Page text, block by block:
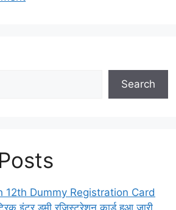
Search
12th Dummy Registration Card
इंटर डमी रजिस्ट्रेशन कार्ड हुआ जारी,